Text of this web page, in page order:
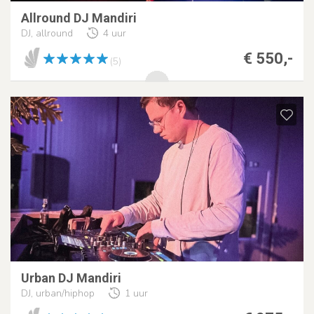
Allround DJ Mandiri
DJ, allround 4 uur
€ 550,-
(5)
Urban DJ Mandiri
DJ, urban/hiphop 1 uur